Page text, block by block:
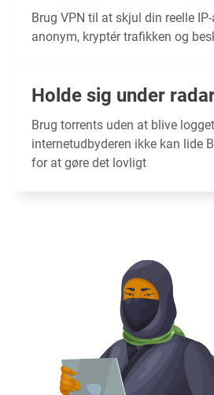
Brug VPN til at skjul din reelle
anonym, kryptér trafikken og
Holde sig under
Brug torrents uden at blive
internetudbyderen ikke kan lide
for at gøre det lovligt